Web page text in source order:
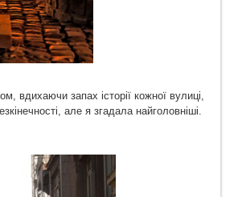
вдихаючи запах історії кожної вулиці,
але я згадала найголовніші.